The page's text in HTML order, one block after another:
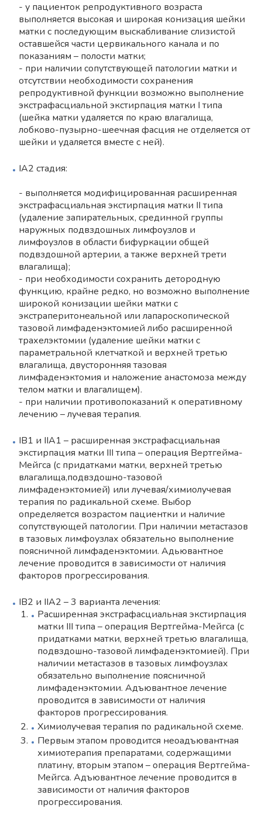
- у пациенток репродуктивного возраста
выполняется высокая и широкая конизация шейки
матки с последующим выскабливание слизистой
оставшейся части цервикального канала и по
показаниям – полости матки;
- при наличии сопутствующей патологии матки и
отсутствии необходимости сохранения
репродуктивной функции возможно выполнение
экстрафасциальной экстирпация матки I типа
(шейка матки удаляется по краю влагалища,
лобково-пузырно-шеечная фасция не отделяется от
шейки и удаляется вместе с ней).
IA2 стадия:
- выполняется модифицированная расширенная
экстрафасциальная экстирпация матки II типа
(удаление запирательных, срединной группы
наружных подвздошных лимфоузлов и
лимфоузлов в области бифуркации общей
подвздошной артерии, а также верхней трети
влагалища);
- при необходимости сохранить детородную
функцию, крайне редко, но возможно выполнение
широкой конизации шейки матки с
экстраперитонеальной или лапароскопической
тазовой лимфаденэктомией либо расширенной
трахелэктомии (удаление шейки матки с
параметральной клетчаткой и верхней третью
влагалища, двусторонняя тазовая
лимфаденэктомия и наложение анастомоза между
телом матки и влагалищем).
- при наличии противопоказаний к оперативному
лечению – лучевая терапия.
IB1 и IIA1 – расширенная экстрафасциальная
экстирпация матки III типа – операция Вертгейма-
Мейгса (с придатками матки, верхней третью
влагалища,подвздошно-тазовой
лимфаденэктомией) или лучевая/химиолучевая
терапия по радикальной схеме. Выбор
определяется возрастом пациентки и наличие
сопутствующей патологии. При наличии метастазов
в тазовых лимфоузлах обязательно выполнение
поясничной лимфаденэктомии. Адьювантное
лечение проводится в зависимости от наличия
факторов прогрессирования.
IB2 и IIA2 – 3 варианта лечения:
Расширенная экстрафасциальная экстирпация
матки III типа – операция Вертгейма-Мейгса (с
придатками матки, верхней третью влагалища,
подвздошно-тазовой лимфаденэктомией). При
наличии метастазов в тазовых лимфоузлах
обязательно выполнение поясничной
лимфаденэктомии. Адъювантное лечение
проводится в зависимости от наличия
факторов прогрессирования.
Химиолучевая терапия по радикальной схеме.
Первым этапом проводится неоадъювантная
химиотерапия препаратами, содержащими
платину, вторым этапом – операция Вертгейма-
Мейгса. Адъювантное лечение проводится в
зависимости от наличия факторов
прогрессирования.